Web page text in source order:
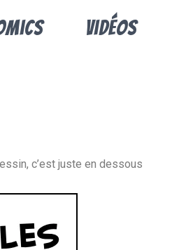
Vidéos
c’est juste en dessous